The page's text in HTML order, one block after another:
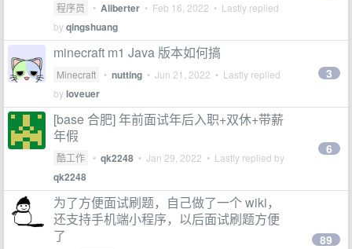
程序员 • Aliberter • Feb 16, 2022 • Lastly replied
byqingshuang
minecraft m1 Java 版本如何搞
Minecraft • nutting • Jun 21, 2022 • Lastly replied
byloveuer
3
[base 合肥] 年前面试年后入职+双休+带薪
年假
酷工作 • qk2248 • Jan 29, 2022 • Lastly replied by
qk2248
6
为了方便面试刷题，自己做了一个 wiki，
还支持手机端小程序，以后面试刷题方便
了
89